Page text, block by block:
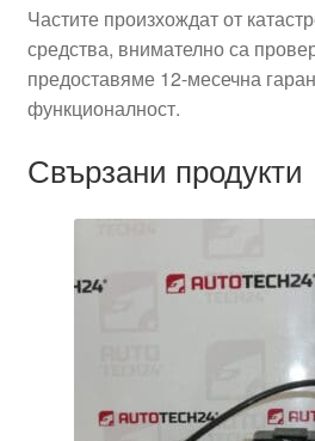
Частите произхождат от
средства, внимателно са
предоставяме 12-месечна
функционалност.
Свързани продукти